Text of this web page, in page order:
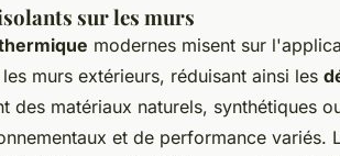
sur les murs
modernes misent sur
murs extérieurs, réduisant ainsi les
des matériaux naturels, synthétiques
et de performance variés.